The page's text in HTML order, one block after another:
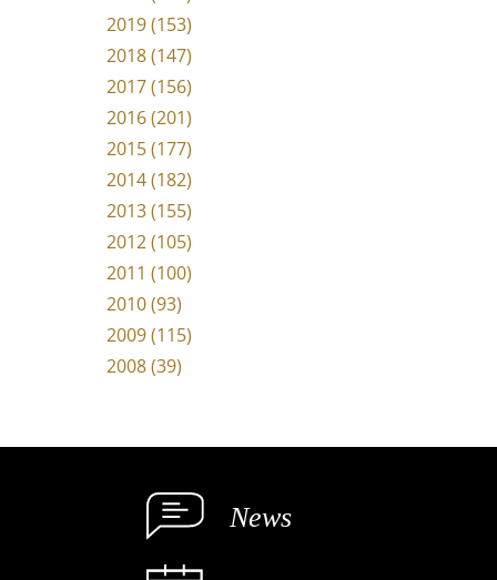
2019 (153)
2018 (147)
2017 (156)
2016 (201)
2015 (177)
2014 (182)
2013 (155)
2012 (105)
2011 (100)
2010 (93)
2009 (115)
2008 (39)
News